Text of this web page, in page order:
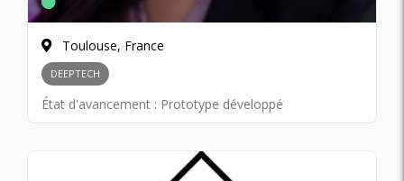
Toulouse, France
DEEPTECH
État d'avancement : Prototype développé